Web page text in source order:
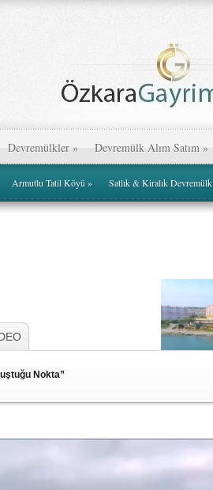
Devremülkler » Devremülk Alım Satım »
Armutlu Tatil Köyü» Satlık & Kiralık Devremülk
Nokta”